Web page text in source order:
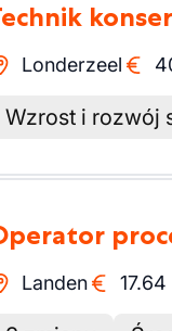
Technik
Londerzeel
Wzrost i rozwój
Operator
Landen 17.64